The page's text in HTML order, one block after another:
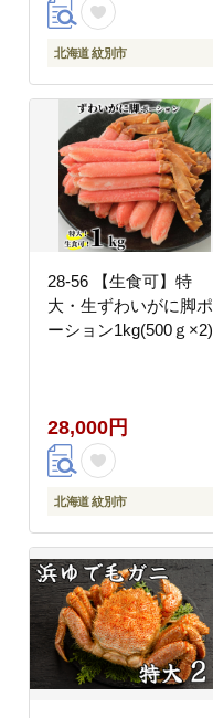
北海道 紋別市
28-56 【生食可】特
大・生ずわいがに脚ポ
ーション1kg(500ｇ×2)
28,000円
北海道 紋別市